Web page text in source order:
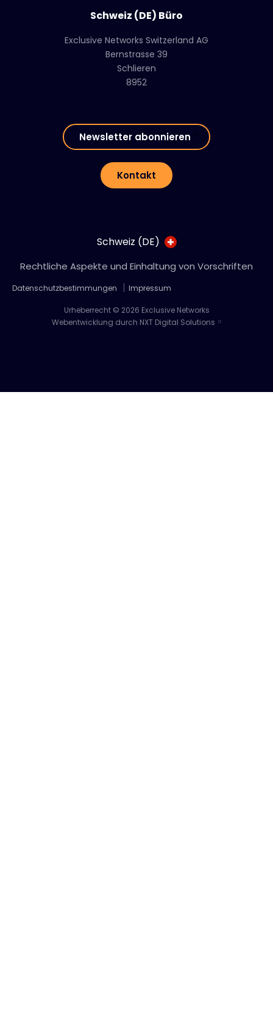
Schweiz (DE) Büro
Exclusive Networks Switzerland AG
Bernstrasse 39
Schlieren
8952
Newsletter abonnieren
Kontakt
Schweiz (DE)
Rechtliche Aspekte und Einhaltung von Vorschriften
Datenschutzbestimmungen Impressum
Urheberrecht © 2026 Exclusive Networks
Webentwicklung durch NXT Digital Solutions